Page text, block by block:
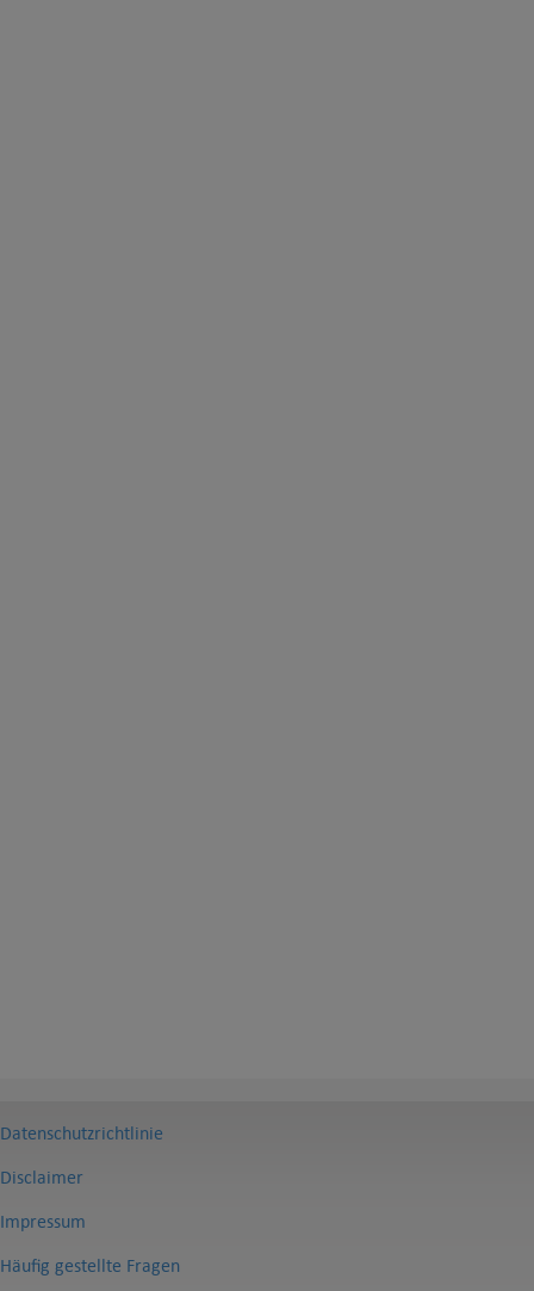
Datenschutzrichtlinie
Disclaimer
Impressum
Häufig gestellte Fragen